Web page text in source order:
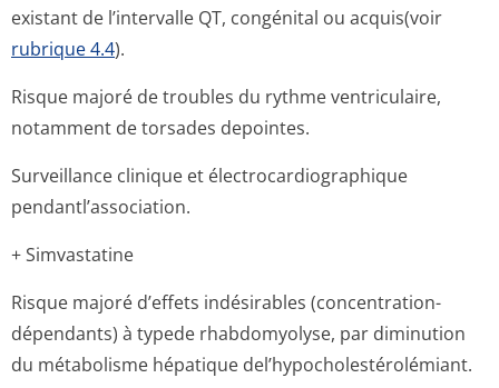
existant de l’intervalle QT, congénital ou acquis(voir
rubrique 4.4).
Risque majoré de troubles du rythme ventriculaire,
notamment de torsades depointes.
Surveillance clinique et électrocardio­graphique
pendantl’asso­ciation.
+ Simvastatine
Risque majoré d’effets indésirables (concentration-
dépendants) à typede rhabdomyolyse, par diminution
du métabolisme hépatique del’hypocholes­térolémiant.